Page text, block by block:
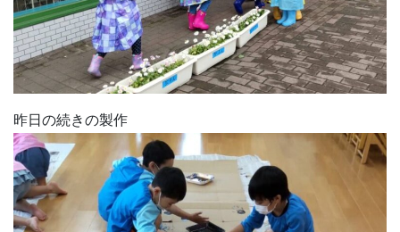
昨日の続きの製作